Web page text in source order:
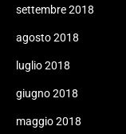
settembre 2018
agosto 2018
luglio 2018
giugno 2018
maggio 2018